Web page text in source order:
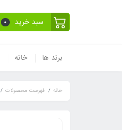
سبد خرید 0
برند ها خانه
خانه فهرست محصولات